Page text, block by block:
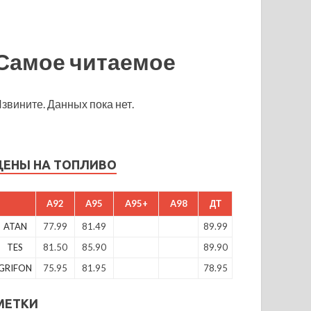
читаемое
Данных пока нет.
НА ТОПЛИВО
A92 A95 A95+ A98 ДТ
ATAN 77.99 81.49
89.99
TES
81.50 85.90
89.90
75.95 81.95 78.95